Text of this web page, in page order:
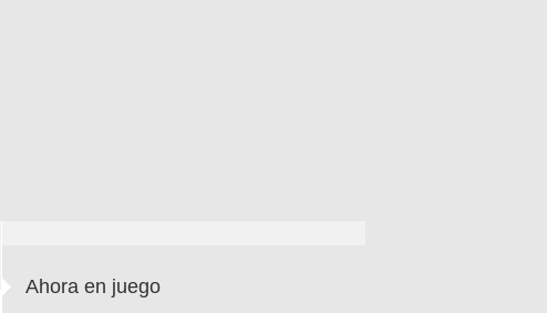
Ahora en juego